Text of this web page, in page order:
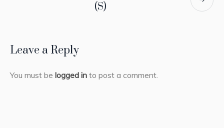
(S)
Leave a Reply
You must be logged in to post a comment.